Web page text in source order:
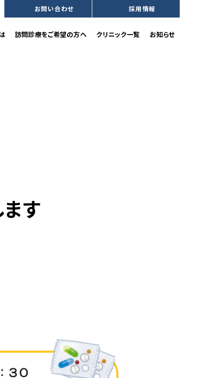
お問い合わせ 採用情報
沿革
訪問診療をご希望の方へ
訪問歯科診療をご希望の方へ クリニック一覧 お知らせ
す